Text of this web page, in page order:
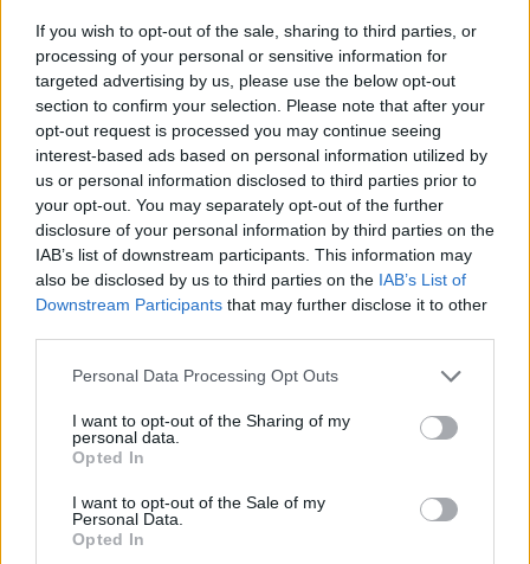
If you wish to opt-out of the sale, sharing to third parties, or
processing of your personal or sensitive information for
targeted advertising by us, please use the below opt-out
section to confirm your selection. Please note that after your
opt-out request is processed you may continue seeing
interest-based ads based on personal information utilized by
us or personal information disclosed to third parties prior to
your opt-out. You may separately opt-out of the further
disclosure of your personal information by third parties on the
IAB’s list of downstream participants. This information may
also be disclosed by us to third parties on the IAB’s List of
Downstream Participants that may further disclose it to other
Personal Data Processing Opt Outs
I want to opt-out of the Sharing of my
personal data.
Opted In
I want to opt-out of the Sale of my
Personal Data.
Opted In
Ακολουθήστε το E-Radio.gr στο
και μάθετε πρώτοιτα πιο hot νέα
Εσύ μπήκες στο E-Daily.gr; Τα νέα της ημέρας